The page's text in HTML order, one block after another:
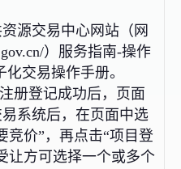
源交易中心网站（网
）服务指南-操作
交易操作手册。
册登记成功后，页面
系统后，在页面中选
竞价”，再点击“项目登
让方可选择一个或多个